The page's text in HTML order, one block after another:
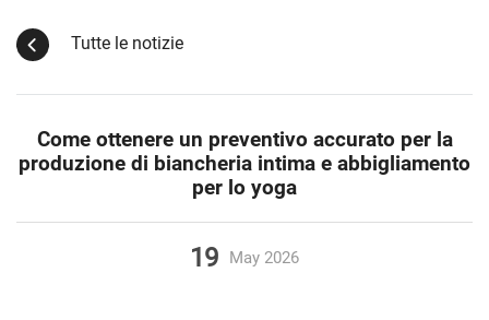
Tutte le notizie
Come ottenere un preventivo accurato per la
produzione di biancheria intima e abbigliamento
per lo yoga
19 May 2026